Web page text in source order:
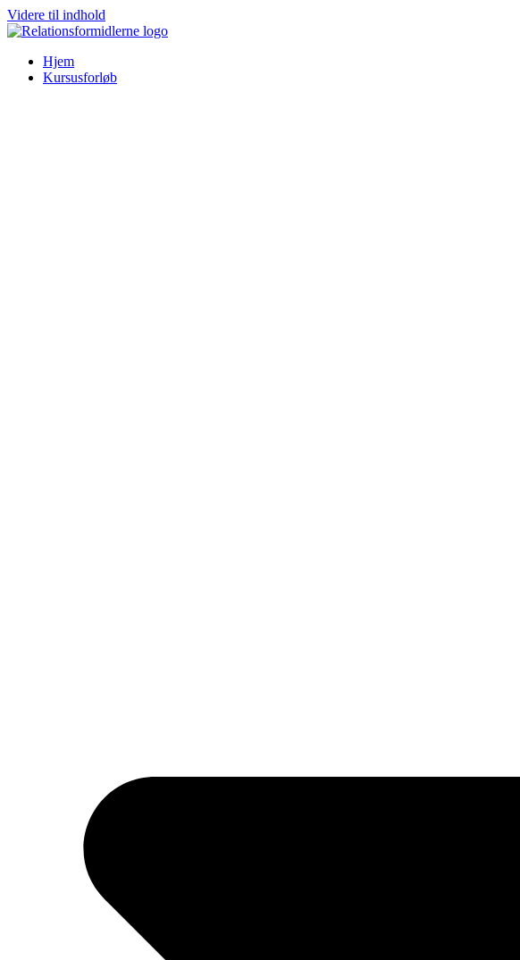
Videre til indhold
Hjem
Kursusforløb